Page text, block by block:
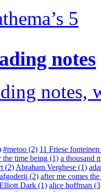
5
notes
notes,
#metoo (2) 11 Friese
the time being (1) a thousand
(2) Abraham Verghese (1)
afgoderij (2) after me comes
Dark (1) alice hoffman